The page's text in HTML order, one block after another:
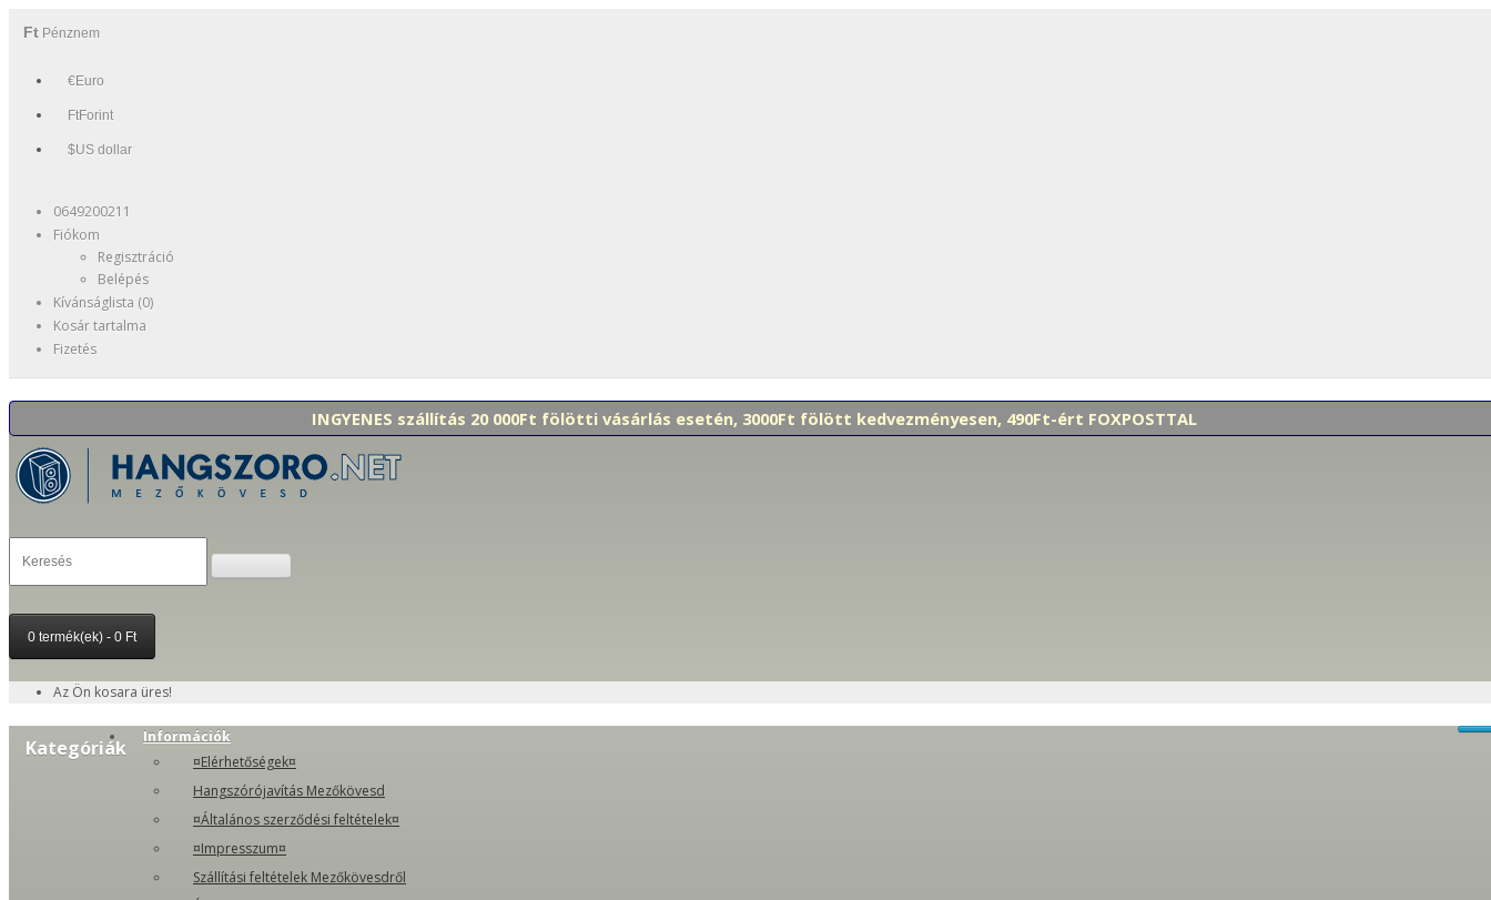
Ft Pénznem
€Euro
FtForint
$US dollar
0649200211
Fiókom
Regisztráció
Belépés
Kívánságlista (0)
Kosár tartalma
Fizetés
INGYENES szállítás 20 000Ft fölötti vásárlás esetén, 3000Ft fölött kedvezményesen, 490Ft-ért FOXPOSTTAL
0 termék(ek) - 0 Ft
Az Ön kosara üres!
Kategóriák
Információk
¤Elérhetőségek¤
Hangszórójavítás Mezőkövesd
¤Általános szerződési feltételek¤
¤Impresszum¤
Szállítási feltételek Mezőkövesdről